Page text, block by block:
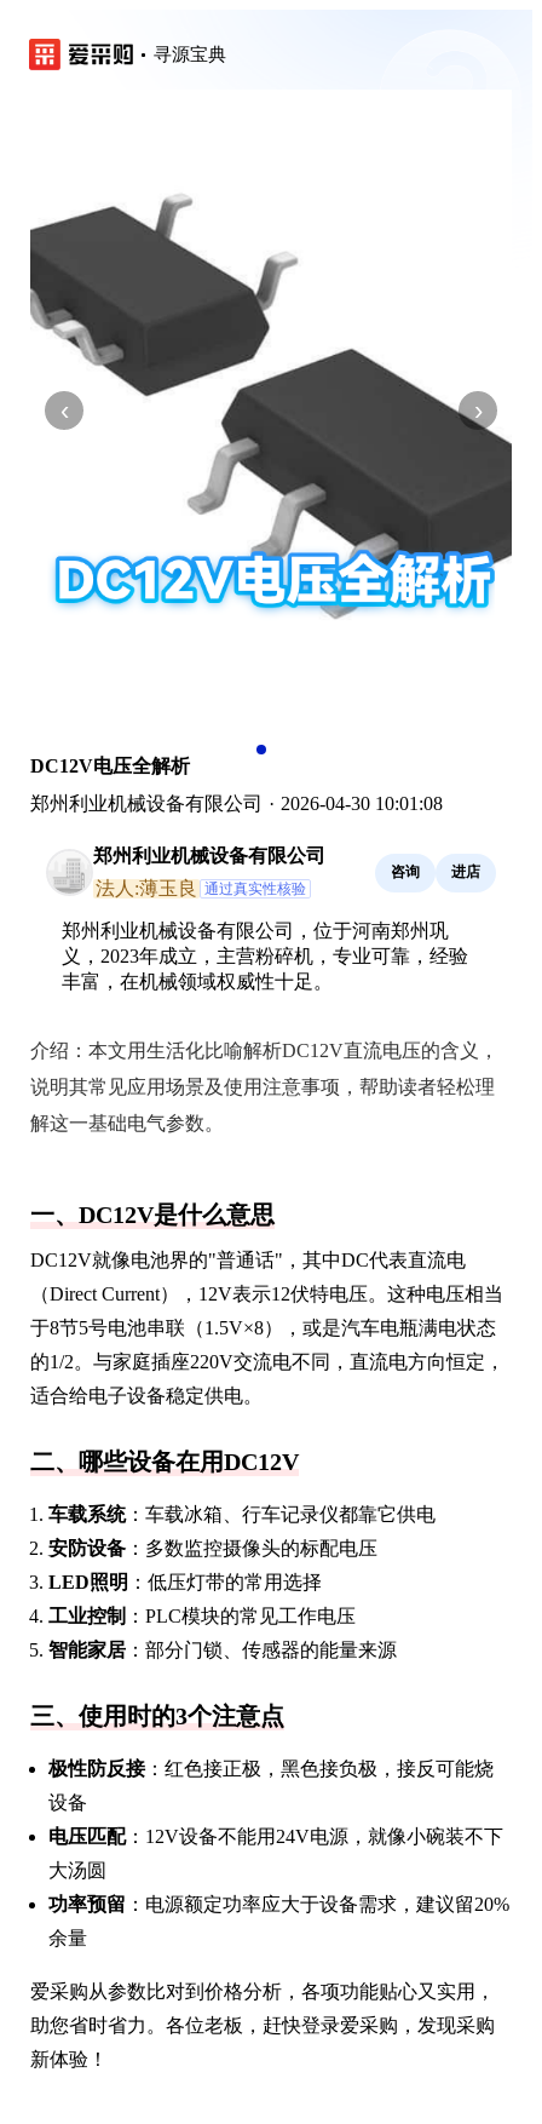
寻源宝典
‹ ›
DC12V电压全解析
郑州利业机械设备有限公司 · 2026-04-30 10:01:08
郑州利业机械设备有限公司
法人:薄玉良
通过真实性核验
咨询 进店
郑州利业机械设备有限公司，位于河南郑州巩
义，2023年成立，主营粉碎机，专业可靠，经验
丰富，在机械领域权威性十足。
介绍： 本文用生活化比喻解析DC12V直流电压的含义，
说明其常见应用场景及使用注意事项，帮助读者轻松理
解这一基础电气参数。
一、DC12V是什么意思
DC12V就像电池界的"普通话"，其中DC代表直流电
（Direct Current），12V表示12伏特电压。这种电压相当
于8节5号电池串联（1.5V×8），或是汽车电瓶满电状态
的1/2。与家庭插座220V交流电不同，直流电方向恒定，
适合给电子设备稳定供电。
二、哪些设备在用DC12V
车载系统：车载冰箱、行车记录仪都靠它供电
安防设备 ：多数监控摄像头的标配电压
LED照明 ：低压灯带的常用选择
工业控制 ：PLC模块的常见工作电压
智能家居 ：部分门锁、传感器的能量来源
三、使用时的3个注意点
极性防反接：红色接正极，黑色接负极，接反可能烧
设备
电压匹配：12V设备不能用24V电源，就像小碗装不下
大汤圆
功率预留 ：电源额定功率应大于设备需求，建议留20%
余量
爱采购从参数比对到价格分析，各项功能贴心又实用，
助您省时省力。各位老板，赶快登录爱采购，发现采购
新体验！